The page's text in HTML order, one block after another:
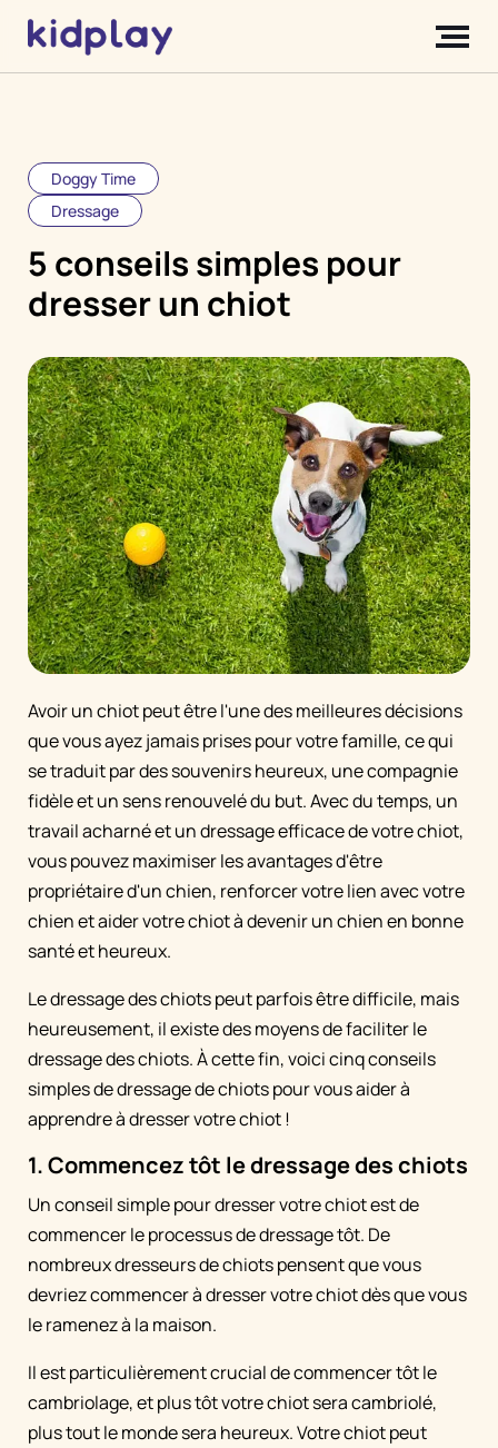
Doggy Time
Dressage
5 conseils simples pour
dresser un chiot
Avoir un chiot peut être l'une des meilleures décisions
que vous ayez jamais prises pour votre famille, ce qui
se traduit par des souvenirs heureux, une compagnie
fidèle et un sens renouvelé du but. Avec du temps, un
travail acharné et un dressage efficace de votre chiot,
vous pouvez maximiser les avantages d'être
propriétaire d'un chien, renforcer votre lien avec votre
chien et aider votre chiot à devenir un chien en bonne
santé et heureux.
Le dressage des chiots peut parfois être difficile, mais
heureusement, il existe des moyens de faciliter le
dressage des chiots. À cette fin, voici cinq conseils
simples de dressage de chiots pour vous aider à
apprendre à dresser votre chiot !
1. Commencez tôt le dressage des chiots
Un conseil simple pour dresser votre chiot est de
commencer le processus de dressage tôt. De
nombreux dresseurs de chiots pensent que vous
devriez commencer à dresser votre chiot dès que vous
le ramenez à la maison.
Il est particulièrement crucial de commencer tôt le
cambriolage, et plus tôt votre chiot sera cambriolé,
plus tout le monde sera heureux. Votre chiot peut